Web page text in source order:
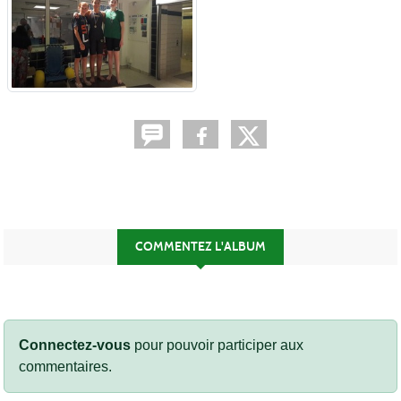
COMMENTEZ L'ALBUM
Connectez-vous pour pouvoir participer aux
commentaires.